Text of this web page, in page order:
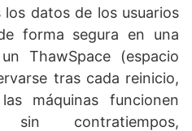
datos de los usuarios
forma segura en una
ThawSpace (espacio
tras cada reinicio,
máquinas funcionen
contratiempos,